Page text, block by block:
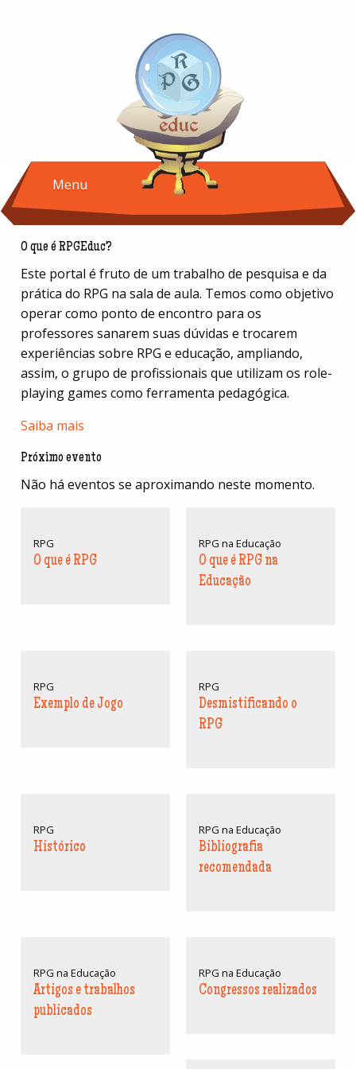
Menu
O que é RPGEduc?
Este portal é fruto de um trabalho de pesquisa e da
prática do RPG na sala de aula. Temos como objetivo
operar como ponto de encontro para os
professores sanarem suas dúvidas e trocarem
experiências sobre RPG e educação, ampliando,
assim, o grupo de profissionais que utilizam os role-
playing games como ferramenta pedagógica.
Saiba mais
Próximo evento
Não há eventos se aproximando neste momento.
RPG
O que é RPG
RPG na Educação
O que é RPG na
Educação
RPG
Exemplo de Jogo
RPG
Desmistificando o
RPG
RPG
Histórico
RPG na Educação
Bibliografia
recomendada
RPG na Educação
Artigos e trabalhos
publicados
RPG na Educação
Congressos realizados